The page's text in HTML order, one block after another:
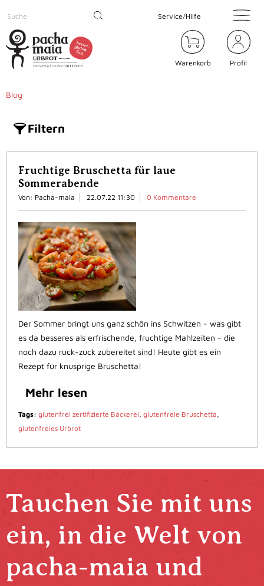
Service/Hilfe
Warenkorb Profil
Blog
Filtern
Fruchtige Bruschetta für laue
Sommerabende
Von: Pacha-maia 22.07.22 11:30 0 Kommentare
Der Sommer bringt uns ganz schön ins Schwitzen - was gibt
es da besseres als erfrischende, fruchtige Mahlzeiten - die
noch dazu ruck-zuck zubereitet sind! Heute gibt es ein
Rezept für knusprige Bruschetta!
Mehr lesen
Tags: glutenfrei zertifizierte Bäckerei, glutenfreie Bruschetta,
glutenfreies Urbrot
Tauchen Sie mit uns
ein, in die Welt von
pacha-maia und